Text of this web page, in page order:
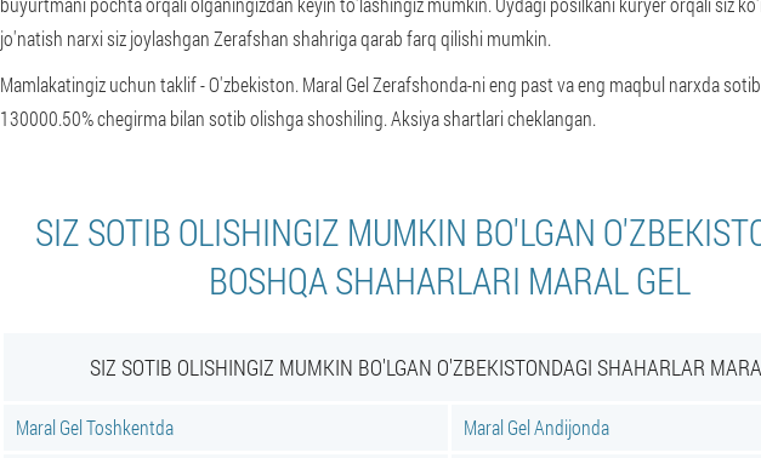
jo'natish narxi siz joylashgan Zerafshan shahriga qarab farq qilishi mumkin.
Mamlakatingiz uchun taklif - O'zbekiston. Maral Gel Zerafshonda-ni eng past va eng maqbul narxda
130000.50% chegirma bilan sotib olishga shoshiling. Aksiya shartlari cheklangan.
SIZ SOTIB OLISHINGIZ MUMKIN BO'LGAN
BOSHQA SHAHARLARI MARAL GEL
SIZ SOTIB OLISHINGIZ MUMKIN BO'LGAN O'ZBEKISTONDAGI SHAHARLAR
Maral Gel Toshkentda
Maral Gel Andijonda